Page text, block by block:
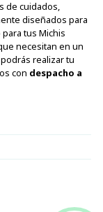
de cuidados,
diseñados para
tus Michis
necesitan en un
realizar tu
con despacho a